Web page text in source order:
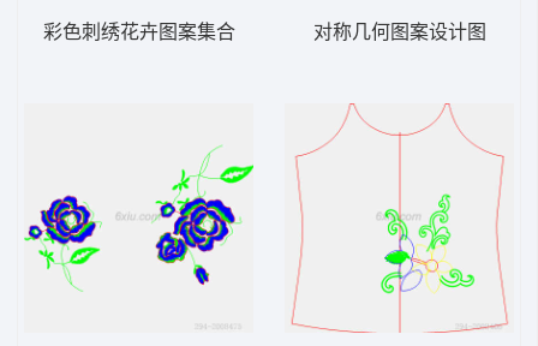
彩色刺绣花卉图案集合 对称几何图案设计图